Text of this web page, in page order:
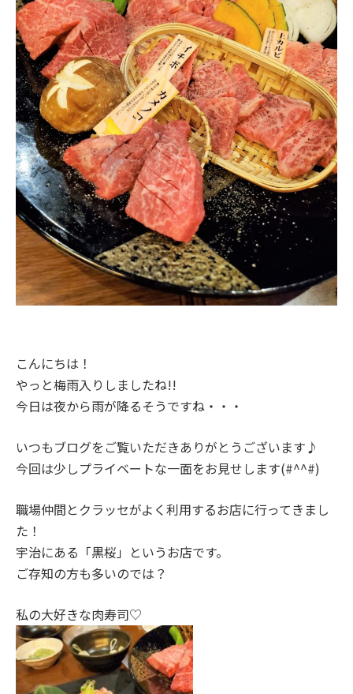
こんにちは！
やっと梅雨入りしましたね!!
今日は夜から雨が降るそうですね・・・
いつもブログをご覧いただきありがとうございます♪
今回は少しプライベートな一面をお見せします(#^^#)
職場仲間とクラッセがよく利用するお店に行ってきまし
た！
宇治にある「黒桜」というお店です。
ご存知の方も多いのでは？
私の大好きな肉寿司♡